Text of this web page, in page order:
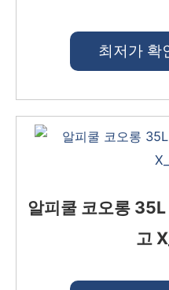
최저가 확
알피쿨 코오롱
고